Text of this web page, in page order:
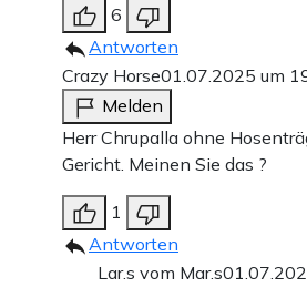
6
Antworten
Crazy Horse01.07.2025 um
Melden
Herr Chrupalla ohne
Gericht. Meinen Sie das ?
1
Antworten
Lar.s vom Mar.s